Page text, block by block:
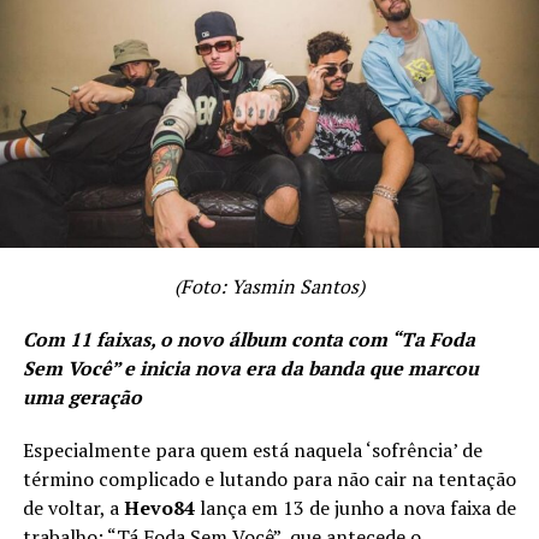
(Foto: Yasmin Santos)
Com 11 faixas, o novo álbum conta com “Ta Foda
Sem Você” e inicia nova era da banda que marcou
uma geração
Especialmente para quem está naquela ‘sofrência’ de
término complicado e lutando para não cair na tentação
de voltar, aHevo84lança em 13 de junho a nova faixa de